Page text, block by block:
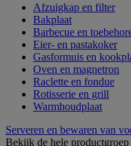
Afzuigkap en filter
Bakplaat
Barbecue en
Eier- en pastakoker
Gasformuis en
Oven en magnetron
Raclette en fondue
Rotisserie en grill
Warmhoudplaat
Serveren en bewaren van
Bekijk de hele productgroep